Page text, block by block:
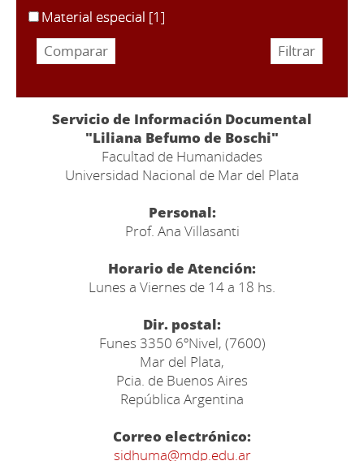
Material especial [1]
Servicio de Información Documental
"Liliana Befumo de Boschi"
Facultad de Humanidades
Universidad Nacional de Mar del Plata
Personal:
Prof. Ana Villasanti
Horario de Atención:
Lunes a Viernes de 14 a 18 hs.
Dir. postal:
Funes 3350 6ºNivel, (7600)
Mar del Plata,
Pcia. de Buenos Aires
República Argentina
Correo electrónico:
sidhuma@mdp.edu.ar